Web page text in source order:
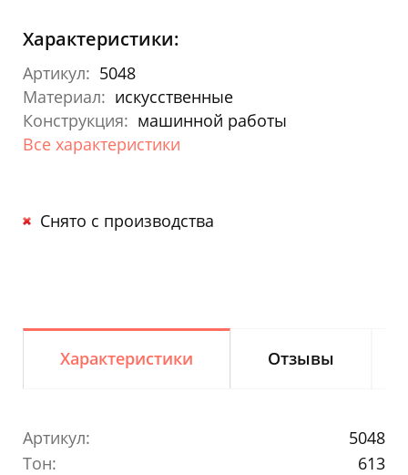
Характеристики:
Артикул: 5048
Материал: искусственные
Конструкция: машинной работы
Все характеристики
Снято с производства
Характеристики Отзывы
Артикул:
5048
Тон:
613